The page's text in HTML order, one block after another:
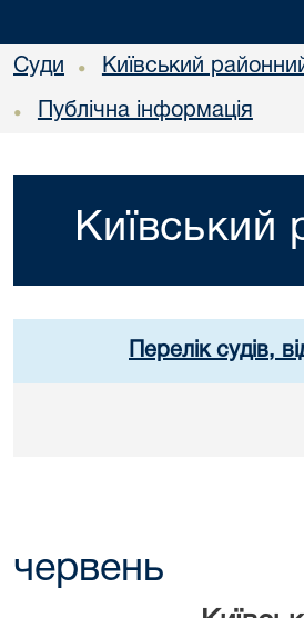
Суди • Київський
• Публічна інформація
Київський
Перелік судів,
червень